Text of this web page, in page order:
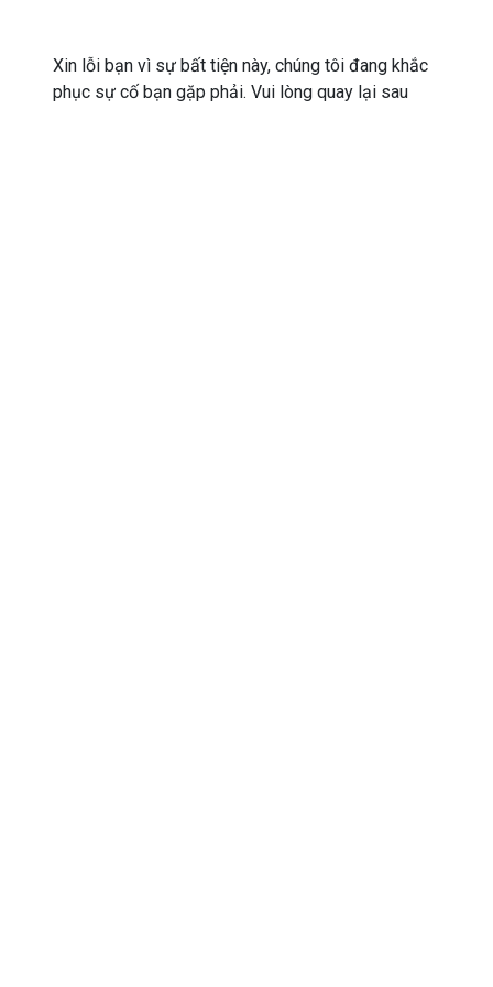
Xin lỗi bạn vì sự bất tiện này, chúng tôi đang khắc
phục sự cố bạn gặp phải. Vui lòng quay lại sau